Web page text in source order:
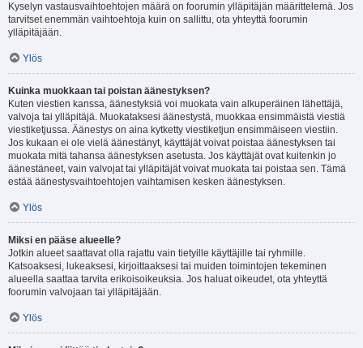
Kyselyn vastausvaihtoehtojen määrä on foorumin ylläpitäjän määrittelemä. Jos
tarvitset enemmän vaihtoehtoja kuin on sallittu, ota yhteyttä foorumin
ylläpitäjään.
Ylös
Kuinka muokkaan tai poistan äänestyksen?
Kuten viestien kanssa, äänestyksiä voi muokata vain alkuperäinen lähettäjä,
valvoja tai ylläpitäjä. Muokataksesi äänestystä, muokkaa ensimmäistä viestiä
viestiketjussa. Äänestys on aina kytketty viestiketjun ensimmäiseen viestiin.
Jos kukaan ei ole vielä äänestänyt, käyttäjät voivat poistaa äänestyksen tai
muokata mitä tahansa äänestyksen asetusta. Jos käyttäjät ovat kuitenkin jo
äänestäneet, vain valvojat tai ylläpitäjät voivat muokata tai poistaa sen. Tämä
estää äänestysvaihtoehtojen vaihtamisen kesken äänestyksen.
Ylös
Miksi en pääse alueelle?
Jotkin alueet saattavat olla rajattu vain tietyille käyttäjille tai ryhmille.
Katsoaksesi, lukeaksesi, kirjoittaaksesi tai muiden toimintojen tekeminen
alueella saattaa tarvita erikoisoikeuksia. Jos haluat oikeudet, ota yhteyttä
foorumin valvojaan tai ylläpitäjään.
Ylös